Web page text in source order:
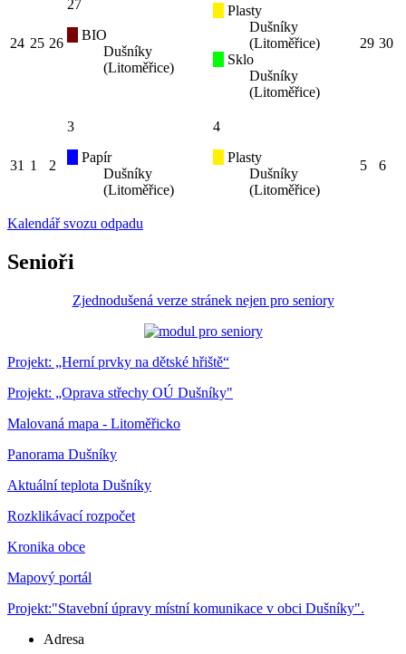
24 25 26
27
BIO
Dušníky
(Litoměřice)
Plasty
Dušníky
(Litoměřice)
Sklo
Dušníky
(Litoměřice)
29 30
31 1 2
3
Papír
Dušníky
(Litoměřice)
4
Plasty
Dušníky
(Litoměřice)
5 6
Kalendář svozu odpadu
Senioři
Zjednodušená verze stránek nejen pro seniory
Projekt: „Herní prvky na dětské hřiště“
Projekt: „Oprava střechy OÚ Dušníky"
Malovaná mapa - Litoměřicko
Panorama Dušníky
Aktuální teplota Dušníky
Rozklikávací rozpočet
Kronika obce
Mapový portál
Projekt:"Stavební úpravy místní komunikace v obci Dušníky".
Adresa